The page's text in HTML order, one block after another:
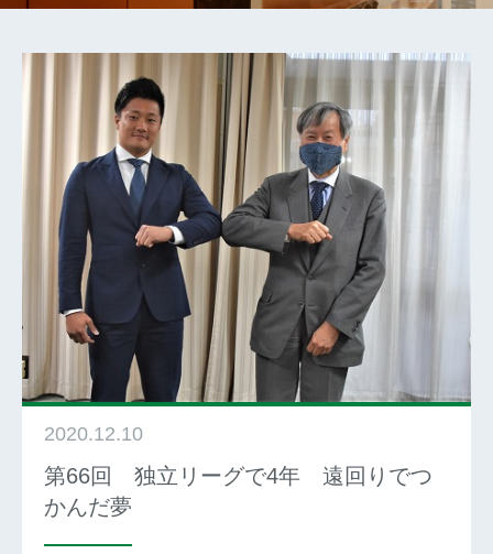
2020.12.10
第66回 独立リーグで4年 遠回りでつ
かんだ夢